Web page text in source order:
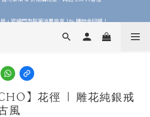
皆可累積 & 折抵購物金，再送 $50 入會禮
】花徑 | 雕花純銀戒
風